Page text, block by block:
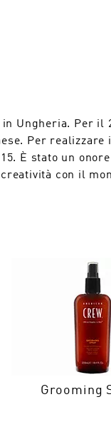
Ungheria. Per il
Per realizzare
È stato un
con il
Grooming